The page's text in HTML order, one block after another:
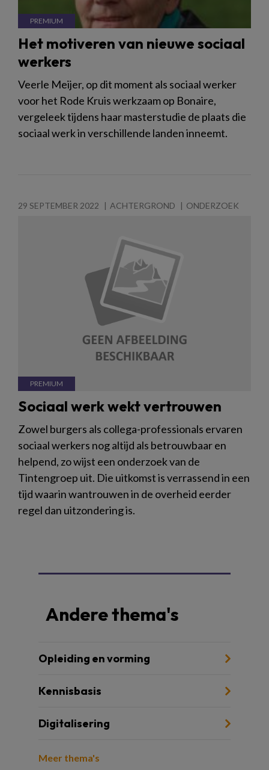
Het motiveren van nieuwe sociaal
werkers
Veerle Meijer, op dit moment als sociaal werker
voor het Rode Kruis werkzaam op Bonaire,
vergeleek tijdens haar masterstudie de plaats die
sociaal werk in verschillende landen inneemt.
29 SEPTEMBER 2022 ACHTERGROND ONDERZOEK
Sociaal werk wekt vertrouwen
Zowel burgers als collega-professionals ervaren
sociaal werkers nog altijd als betrouwbaar en
helpend, zo wijst een onderzoek van de
Tintengroep uit. Die uitkomst is verrassend in een
tijd waarin wantrouwen in de overheid eerder
regel dan uitzondering is.
Andere thema's
Opleiding en vorming
Kennisbasis
Digitalisering
Meer thema's